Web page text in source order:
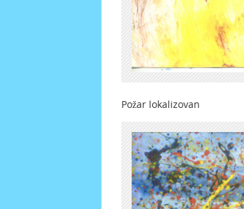
Požar